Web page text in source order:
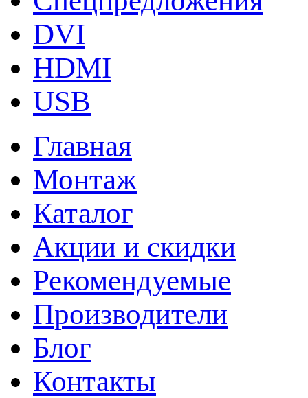
DVI
HDMI
USB
Главная
Монтаж
Каталог
Акции и скидки
Рекомендуемые
Производители
Блог
Контакты